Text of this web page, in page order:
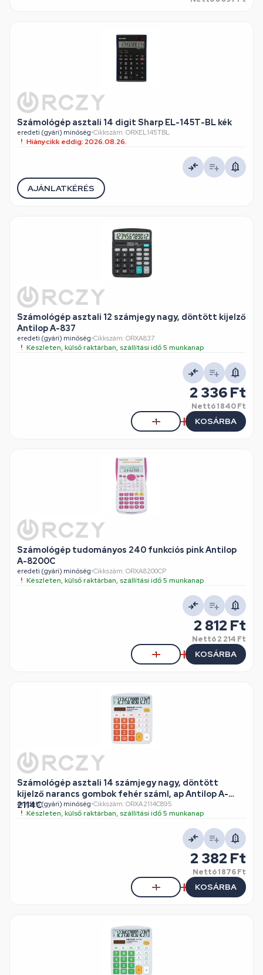
Számológép asztali 14 digit Sharp EL-145T-BL kék
eredeti (gyári) minőség•Cikkszám: ORXEL145TBL
Hiánycikk eddig: 2026.08.26.
AJÁNLATKÉRÉS
Számológép asztali 12 számjegy nagy, döntött kijelző
Antilop A-837
eredeti (gyári) minőség•Cikkszám: ORXA837
Készleten, külső raktárban, szállítási idő 5 munkanap
2 336 Ft
Nettó1 840 Ft
KOSÁRBA
Számológép tudományos 240 funkciós pink Antilop
A-8200C
eredeti (gyári) minőség•Cikkszám: ORXA8200CP
Készleten, külső raktárban, szállítási idő 5 munkanap
2 812 Ft
Nettó2 214 Ft
KOSÁRBA
Számológép asztali 14 számjegy nagy, döntött
kijelző narancs gombok fehér száml, ap Antilop A-
2114C
eredeti (gyári) minőség•Cikkszám: ORXA2114C895
Készleten, külső raktárban, szállítási idő 5 munkanap
2 382 Ft
Nettó1 876 Ft
KOSÁRBA